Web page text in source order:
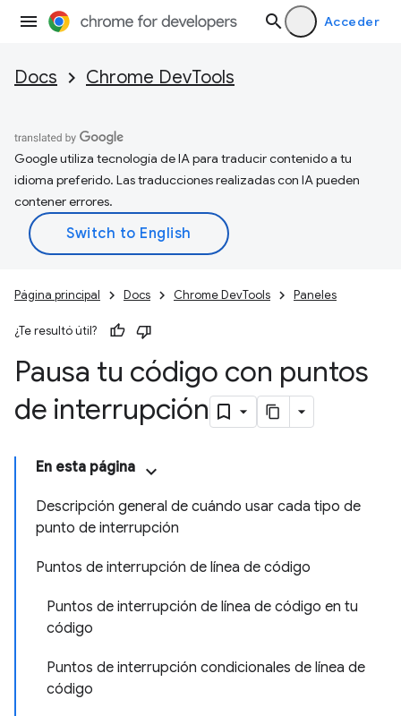
Acceder
Docs Chrome DevTools
Google utiliza tecnología de IA para traducir contenido a tu
idioma preferido. Las traducciones realizadas con IA pueden
contener errores.
Página principal Docs Chrome DevTools Paneles
¿Te resultó útil?
Pausa tu código con puntos
de interrupción
En esta página
Descripción general de cuándo usar cada tipo de
punto de interrupción
Puntos de interrupción de línea de código
Puntos de interrupción de línea de código en tu
código
Puntos de interrupción condicionales de línea de
código